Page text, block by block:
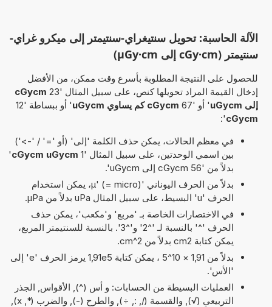
الآلة الحاسبة: تحويل سنتيغراي-سنتيمتر إلى ميكرو غراي-
سنتيمتر (cGy·cm إلى µGy·cm)
للحصول على النتيجة المطلوبة بأسرع وقت ممكن، من الأفضل
إدخال القيمة المراد تحويلها كنص، على سبيل المثال '23
cGycm
إلى uGycm
' أو '67 cGycm كم يساوي uGycm
' أو ببساطة '12
cGycm
':
في معظم الحالات، يمكن حذف الكلمة 'إلى' (أو '=' / '->')
بين اسمي الوحدتين، على سبيل المثال '1 cGycm uGycm
'
بدلاً من '56 cGycm إلى uGycm'.
بدلاً من الحرف اليوناني 'µ' (= micro)، يمكن استخدام
الحرف 'u' البسيط، على سبيل المثال uPa بدلاً من µPa.
في الاختصارات الخاصة بـ 'مربع' و'مكعب'، يمكن حذف
الحرف '^' بالنسبة لـ '^2' و'^3'. بالنسبة للسنتيمتر المربع،
يمكن كتابة cm2 بدلاً من cm^2.
بدلاً من 1,91 × 10^5 ، يمكن كتابة 1,91e5 يرمز الحرف 'e' إلى
'الأس'.
العمليات البسيطة من الحسابات: و أس (^), الأقواس, الجذر
التربيعي (√), والقسمة (/, :, ÷), والطرح (-), والضرب (*, x),